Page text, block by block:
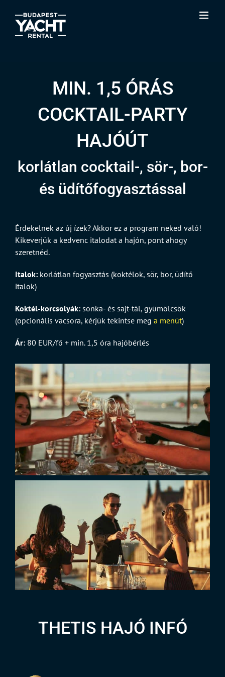
content
MIN. 1,5 ÓRÁS
COCKTAIL-PARTY
HAJÓÚT
korlátlan cocktail-, sör-, bor-
és üdítőfogyasztással
Érdekelnek az új ízek? Akkor ez a program neked való!
Kikeverjük a kedvenc italodat a hajón, pont ahogy
szeretnéd.
Italok: korlátlan fogyasztás (koktélok, sör, bor, üdítő
italok)
Koktél-korcsolyák: sonka- és sajt-tál, gyümölcsök
(opcionális vacsora, kérjük tekintse meg a menüt)
Ár: 80 EUR/fő + min. 1,5 óra hajóbérlés
THETIS HAJÓ INFÓ